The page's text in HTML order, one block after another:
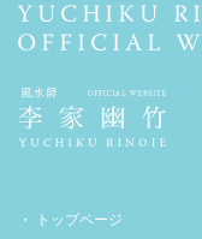
トップページ